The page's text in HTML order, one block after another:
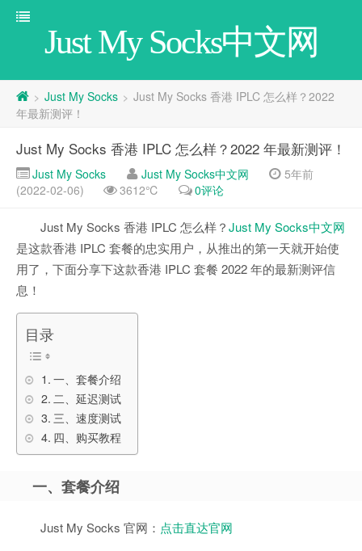
Just My Socks中文网
> Just My Socks > Just My Socks 香港 IPLC 怎么样？2022
年最新测评！
Just My Socks 香港 IPLC 怎么样？2022 年最新测评！
Just My Socks Just My Socks中文网
5年前
(2022-02-06)
3612℃ 0评论
Just My Socks 香港 IPLC 怎么样？Just My Socks中文网
是这款香港 IPLC 套餐的忠实用户，从推出的第一天就开始使
用了，下面分享下这款香港 IPLC 套餐 2022 年的最新测评信
息！
目录
一、套餐介绍
二、延迟测试
三、速度测试
四、购买教程
一、套餐介绍
Just My Socks 官网： 点击直达官网